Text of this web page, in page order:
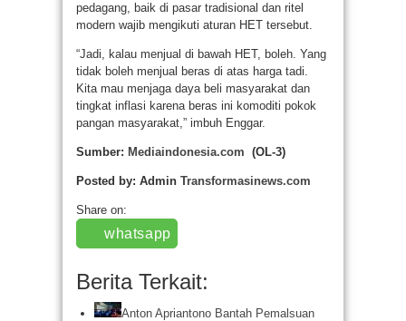
pedagang, baik di pasar tradisional dan ritel
modern wajib mengikuti aturan HET tersebut.
“Jadi, kalau menjual di bawah HET, boleh. Yang
tidak boleh menjual beras di atas harga tadi.
Kita mau menjaga daya beli masyarakat dan
tingkat inflasi karena beras ini komoditi pokok
pangan masyarakat,” imbuh Enggar.
Sumber: Mediaindonesia.com (OL-3)
Posted by: Admin Transformasinews.com
Share on:
whatsapp
Berita Terkait:
Anton Apriantono Bantah Pemalsuan